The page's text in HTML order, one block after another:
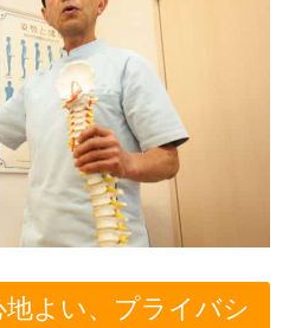
よい、プライバシ